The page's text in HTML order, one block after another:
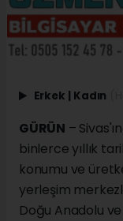
Erkek Kadın
GÜRÜN –
binlerce yıllık
konumu ve
yerleşim
Doğu Anadolu